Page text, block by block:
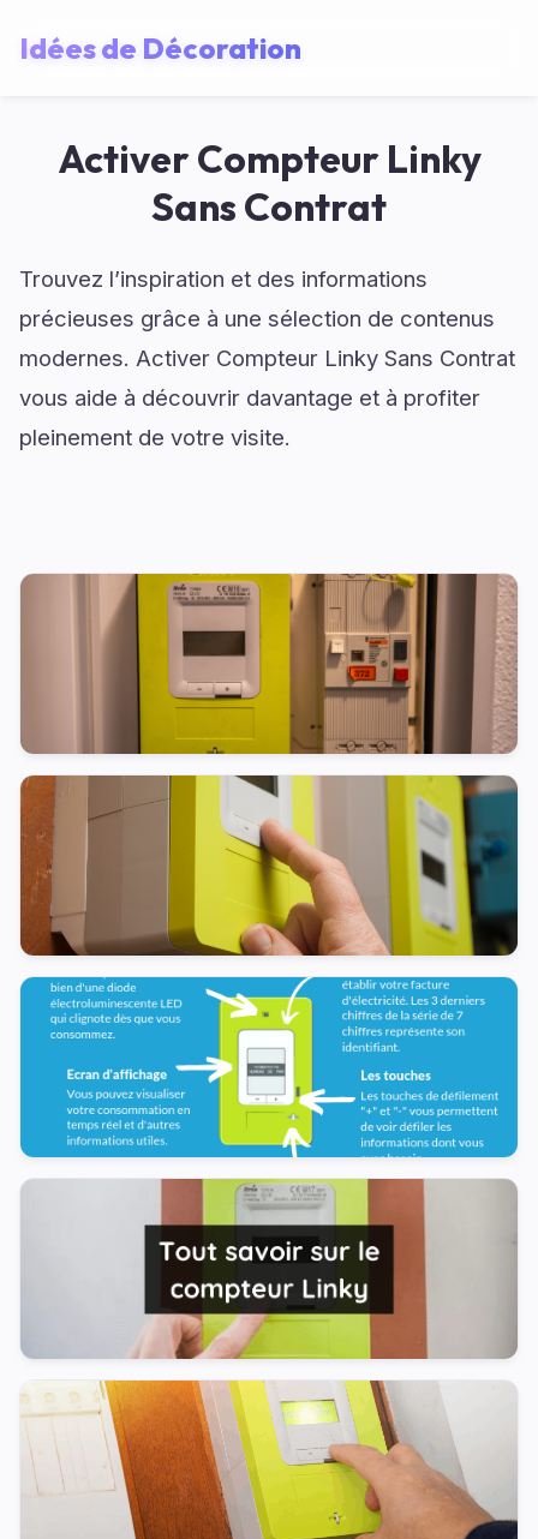
Idées de Décoration
Activer Compteur Linky
Sans Contrat
Trouvez l’inspiration et des informations
précieuses grâce à une sélection de contenus
modernes. Activer Compteur Linky Sans Contrat
vous aide à découvrir davantage et à profiter
pleinement de votre visite.